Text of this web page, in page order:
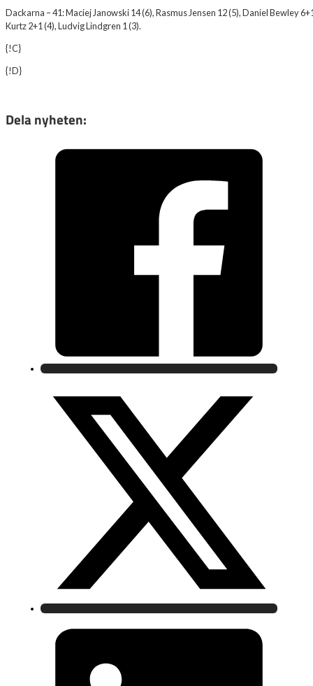
Dackarna – 41: Maciej Janowski 14 (6), Rasmus Jensen 12 (5), Daniel Bewley
Kurtz 2+1 (4), Ludvig Lindgren 1 (3).
{!C}
{!D}
Dela nyheten: